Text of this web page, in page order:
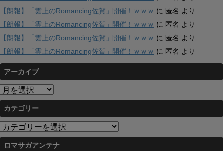
【朗報】「雲上のRomancing佐賀」開催！ｗｗｗ に 匿名 より
【朗報】「雲上のRomancing佐賀」開催！ｗｗｗ に 匿名 より
【朗報】「雲上のRomancing佐賀」開催！ｗｗｗ に 匿名 より
【朗報】「雲上のRomancing佐賀」開催！ｗｗｗ に 匿名 より
アーカイブ
ア
ー
カ
イ
ブ
カテゴリー
カ
テ
ゴロマサガアンテナ